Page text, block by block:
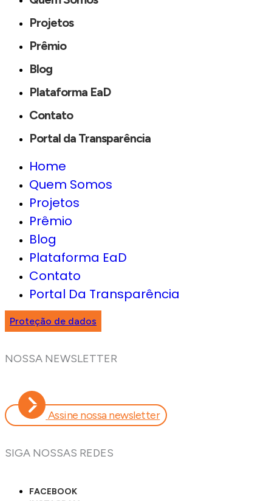
Projetos
Prêmio
Blog
Plataforma EaD
Contato
Portal da Transparência
Home
Quem Somos
Projetos
Prêmio
Blog
Plataforma EaD
Contato
Portal Da Transparência
Proteção de dados
NOSSA NEWSLETTER
Assine nossa newsletter
SIGA NOSSAS REDES
FACEBOOK